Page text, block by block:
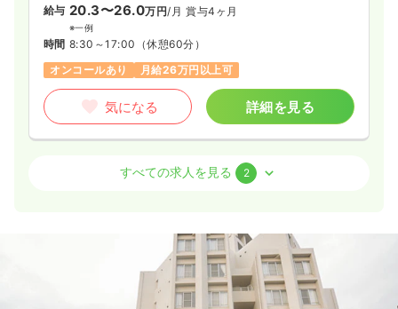
給与 20.3〜26.0万円/月 賞与4ヶ月
※一例
時間 8:30～17:00 （休憩60分）
オンコールあり
月給26万円以上可
気になる 詳細を見る
介護・福祉系正・准看護師
/月 賞与4ヶ月
（休憩60分）
月給24万円以上可
すべての求人を見る 2